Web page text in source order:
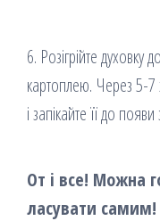
6. Розігрійте духовку
картоплею. Через 5-7
і запікайте її до
От і все! Можна
ласувати самим!